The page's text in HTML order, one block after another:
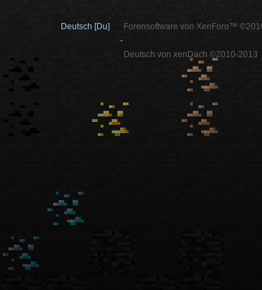
Deutsch [Du]
Forensoftware von XenForo™
-
Deutsch von xenDach ©2010-2013